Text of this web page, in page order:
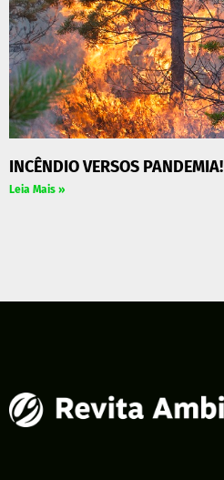
INCÊNDIO VERSOS PANDEMIA!
Leia Mais »